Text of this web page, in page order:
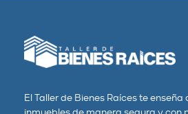
El Taller de Bienes Raíces te enseña